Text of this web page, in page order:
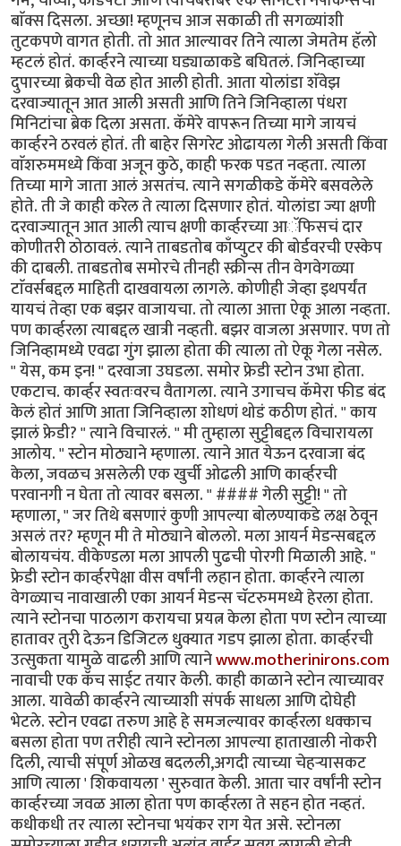
बाॅक्स दिसला. अच्छा! म्हणूनच आज सकाळी ती सगळ्यांशी
तुटकपणे वागत होती. तो आत आल्यावर तिने त्याला जेमतेम हॅलो
म्हटलं होतं. कार्व्हरने त्याच्या घड्याळाकडे बघितलं. जिनिव्हाच्या
दुपारच्या ब्रेकची वेळ होत आली होती. आता योलांडा शॅवेझ
दरवाज्यातून आत आली असती आणि तिने जिनिव्हाला पंधरा
मिनिटांचा ब्रेक दिला असता. कॅमेरे वापरून तिच्या मागे जायचं
कार्व्हरने ठरवलं होतं. ती बाहेर सिगरेट ओढायला गेली असती किंवा
वाॅशरुममध्ये किंवा अजून कुठे, काही फरक पडत नव्हता. त्याला
तिच्या मागे जाता आलं असतंच. त्याने सगळीकडे कॅमेरे बसवलेले
होते. ती जे काही करेल ते त्याला दिसणार होतं. योलांडा ज्या क्षणी
दरवाज्यातून आत आली त्याच क्षणी कार्व्हरच्या आॅफिसचं दार
कोणीतरी ठोठावलं. त्याने ताबडतोब काँप्युटर की बोर्डवरची एस्केप
की दाबली. ताबडतोब समोरचे तीनही स्क्रीन्स तीन वेगवेगळ्या
टाॅवर्सबद्दल माहिती दाखवायला लागले. कोणीही जेव्हा इथपर्यंत
यायचं तेव्हा एक बझर वाजायचा. तो त्याला आत्ता ऐकू आला नव्हता.
पण कार्व्हरला त्याबद्दल खात्री नव्हती. बझर वाजला असणार. पण तो
जिनिव्हामध्ये एवढा गुंग झाला होता की त्याला तो ऐकू गेला नसेल.
" येस, कम इन! " दरवाजा उघडला. समोर फ्रेडी स्टोन उभा होता.
एकटाच. कार्व्हर स्वतःवरच वैतागला. त्याने उगाचच कॅमेरा फीड बंद
केलं होतं आणि आता जिनिव्हाला शोधणं थोडं कठीण होतं. " काय
झालं फ्रेडी? " त्याने विचारलं. " मी तुम्हाला सुट्टीबद्दल विचारायला
आलोय. " स्टोन मोठ्याने म्हणाला. त्याने आत येऊन दरवाजा बंद
केला, जवळच असलेली एक खुर्ची ओढली आणि कार्व्हरची
परवानगी न घेता तो त्यावर बसला. " #### गेली सुट्टी! " तो
म्हणाला, " जर तिथे बसणारं कुणी आपल्या बोलण्याकडे लक्ष ठेवून
असलं तर? म्हणून मी ते मोठ्याने बोललो. मला आयर्न मेडन्सबद्दल
बोलायचंय. वीकेण्डला मला आपली पुढची पोरगी मिळाली आहे. "
फ्रेडी स्टोन कार्व्हरपेक्षा वीस वर्षांनी लहान होता. कार्व्हरने त्याला
वेगळ्याच नावाखाली एका आयर्न मेडन्स चॅटरुममध्ये हेरला होता.
त्याने स्टोनचा पाठलाग करायचा प्रयत्न केला होता पण स्टोन त्याच्या
हातावर तुरी देऊन डिजिटल धुक्यात गडप झाला होता. कार्व्हरची
उत्सुकता यामुळे वाढली आणि त्यानेwww.motherinirons.com
नावाची एक कॅच साईट तयार केली. काही काळाने स्टोन त्याच्यावर
आला. यावेळी कार्व्हरने त्याच्याशी संपर्क साधला आणि दोघेही
भेटले. स्टोन एवढा तरुण आहे हे समजल्यावर कार्व्हरला धक्काच
बसला होता पण तरीही त्याने स्टोनला आपल्या हाताखाली नोकरी
दिली, त्याची संपूर्ण ओळख बदलली,अगदी त्याच्या चेहऱ्यासकट
आणि त्याला ' शिकवायला ' सुरुवात केली. आता चार वर्षांनी स्टोन
कार्व्हरच्या जवळ आला होता पण कार्व्हरला ते सहन होत नव्हतं.
कधीकधी तर त्याला स्टोनचा भयंकर राग येत असे. स्टोनला